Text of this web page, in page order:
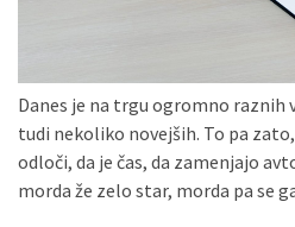
Ko
na
strehi,
Danes je na trgu ogromno
tudi nekoliko novejših. To pa
odloči, da je čas, da zamenjajo
morda že zelo star, morda pa se